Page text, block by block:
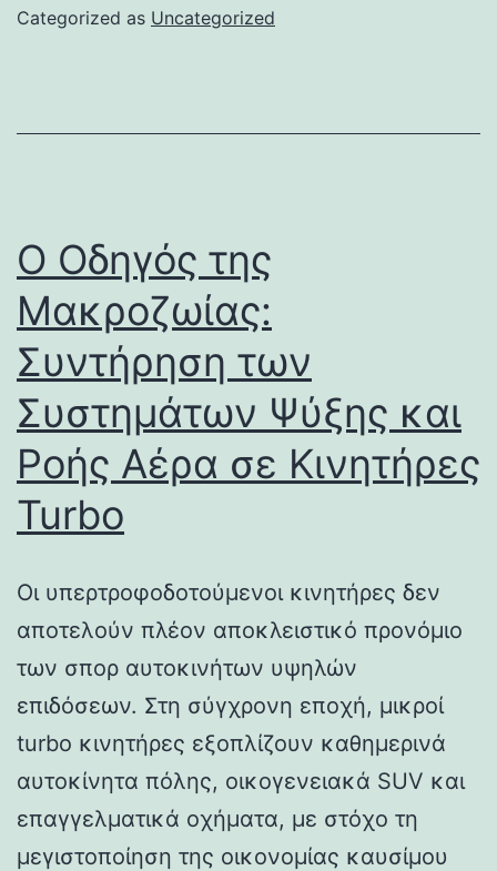
Categorized as Uncategorized
Ο Οδηγός της
Μακροζωίας:
Συντήρηση των
Συστημάτων Ψύξης και
Ροής Αέρα σε Κινητήρες
Turbo
Οι υπερτροφοδοτούμενοι κινητήρες δεν
αποτελούν πλέον αποκλειστικό προνόμιο
των σπορ αυτοκινήτων υψηλών
επιδόσεων. Στη σύγχρονη εποχή, μικροί
turbo κινητήρες εξοπλίζουν καθημερινά
αυτοκίνητα πόλης, οικογενειακά SUV και
επαγγελματικά οχήματα, με στόχο τη
μεγιστοποίηση της οικονομίας καυσίμου